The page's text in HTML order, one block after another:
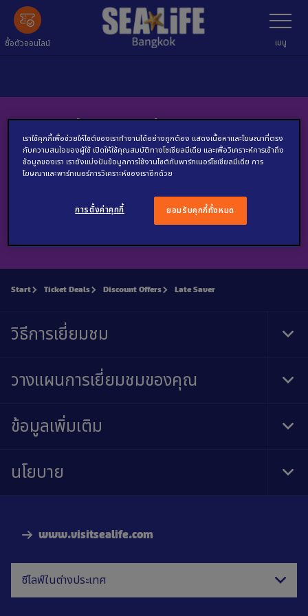
ข้าม
ข้อมูล
ซื้อตัวออนไลน์
เลือก
เมนู
เมนู
อีเมล์
ตกลง
www.visitsealife.com
ซีไลฟ์ในต่างประเทศ
Start Ticket Deals Discount Offers Late Saver
วิธีการเยี่ยมชม
วางแผนการเยี่ยมชมของคุณ
ข้อมูลเพิ่มเติม
นโยบาย
เราใช้คุกกี้เพื่อช่วยให้ไซต์ของเราทำงานได้อย่างถูกต้อง แสดงเนื้อหาและโฆษณาที่ตรง
กับความสนใจของผู้ใช้ เปิดให้ใช้คุณสมบัติทางโซเชียลมีเดีย และเพื่อวิเคราะห์การเข้าถึง
ข้อมูลของเรา เรายังแบ่งปันข้อมูลการใช้งานไซต์กับพาร์ทเนอร์โซเชียลมีเดีย การ
โฆษณาและพาร์ทเนอร์การวิเคราะห์ของเราอีกด้วย
ยอมรับคุกกี้ทั้งหมด
การตั้งค่าคุกกี้